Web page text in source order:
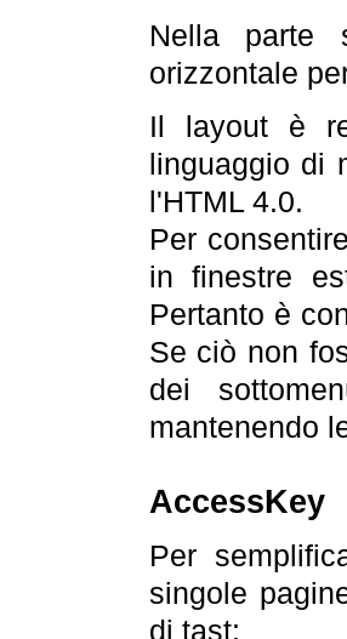
Nella parte
orizzontale
Il layout è
linguaggio di
l'HTML 4.0.
Per
in finestre
Pertanto è
Se ciò non
dei
mantenendo
AccessKey
Per
singole
di tast: